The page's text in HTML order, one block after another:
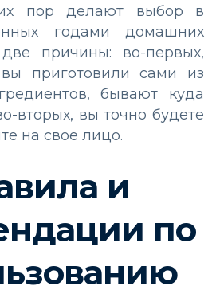
пор делают выбор в
годами домашних
причины: во-первых,
приготовили сами из
бывают куда
вторых, вы точно будете
на свое лицо.
и
по